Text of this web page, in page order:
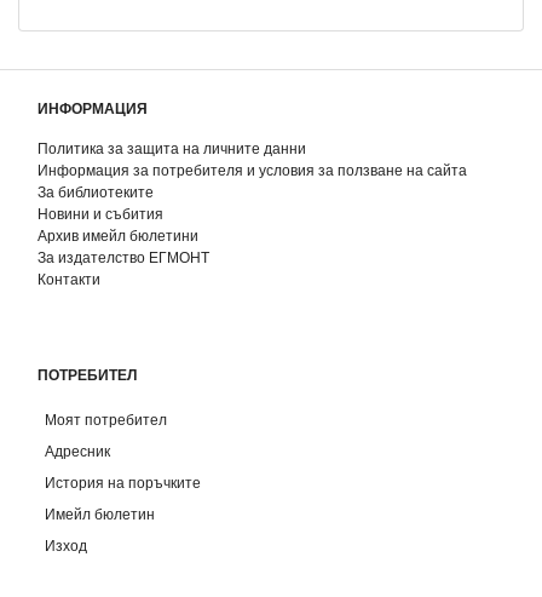
ИНФОРМАЦИЯ
Политика за защита на личните данни
Информация за потребителя и условия за ползване на сайта
За библиотеките
Новини и събития
Архив имейл бюлетини
За издателство ЕГМОНТ
Контакти
ПОТРЕБИТЕЛ
Моят потребител
Адресник
История на поръчките
Имейл бюлетин
Изход